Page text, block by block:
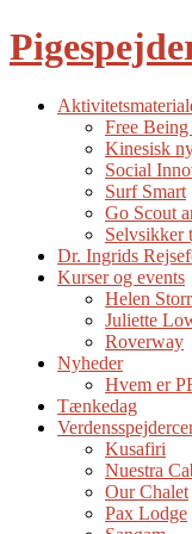
Free
Kinesisk
Social
Surf Smart
Go Scout
Selvsikker
Dr. Ingrids
Kurser og events
Helen
Juliette
Roverway
Nyheder
Hvem er
Tænkedag
Kusafiri
Nuestra
Our Chalet
Pax Lodge